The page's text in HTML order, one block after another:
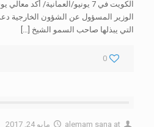
الكويت في 7 يونيو/العمانية/ أكد
الوزير المسؤول عن الشؤون الخارجية
التي يبذلها صاحب السمو الشيخ
0
alemam sana at مايو 24, 2017